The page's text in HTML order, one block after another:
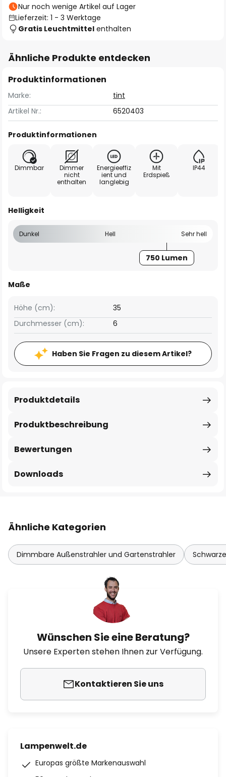
Nur noch wenige Artikel auf Lager
Lieferzeit: 1 - 3 Werktage
Gratis Leuchtmittel enthalten
Ähnliche Produkte entdecken
Produktinformationen
Marke:
tint
Artikel Nr.:
6520403
Produktinformationen
Dimmbar
Dimmer
nicht
enthalten
Energieeffiz
ient und
langlebig
Mit
Erdspieß
IP44
Helligkeit
Dunkel Hell Sehr hell
750 Lumen
Maße
Höhe (cm):
35
Durchmesser (cm):
6
Haben Sie Fragen zu diesem Artikel?
Produktbeschreibung
Produktdetails
Bewertungen
Downloads
Ähnliche Kategorien
Dimmbare Außenstrahler und Gartenstrahler
Wünschen Sie eine Beratung?
Unsere Experten stehen Ihnen zur Verfügung.
Kontaktieren Sie uns
Lampenwelt.de
Europas größte Markenauswahl